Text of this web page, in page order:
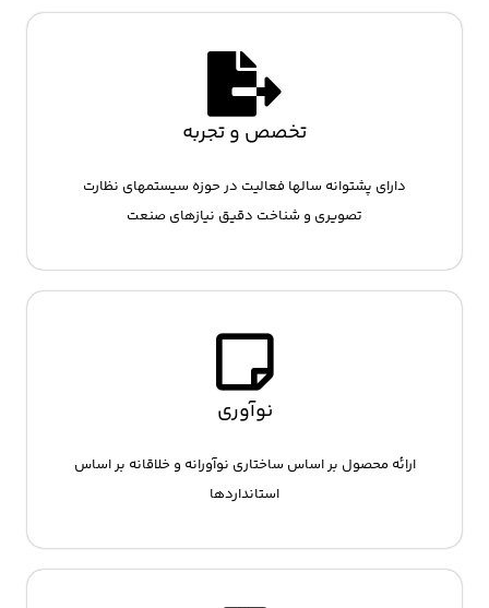
تخصص و تجربه
دارای پشتوانه سالها فعالیت در حوزه سیستمهای نظارت
تصویری و شناخت دقیق نیازهای صنعت
نوآوری
ارائه محصول بر اساس ساختاری نوآورانه و خلاقانه بر اساس
استانداردها